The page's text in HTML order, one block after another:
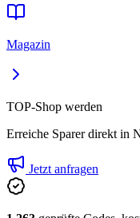
Magazin
TOP-Shop werden
Erreiche Sparer direkt in
Jetzt anfragen